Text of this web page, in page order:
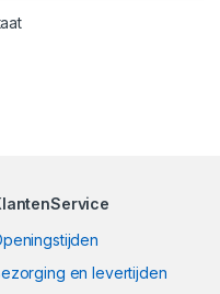
en levertijden